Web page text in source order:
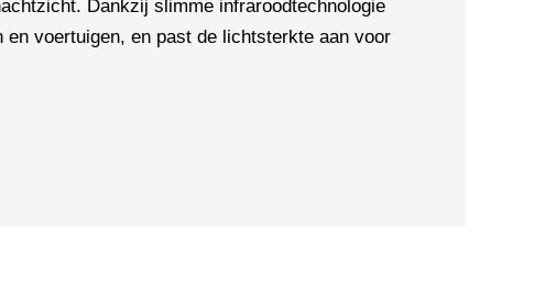
Dankzij slimme infraroodtechnologie
voertuigen, en past de lichtsterkte aan voor